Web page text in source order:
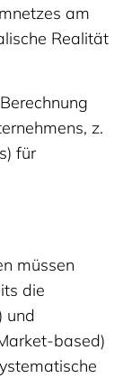
am
Realität
z.
für
müssen
die
und
based)